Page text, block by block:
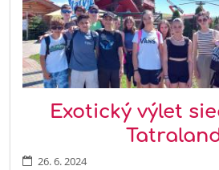
Exotický výlet
26. 6. 2024